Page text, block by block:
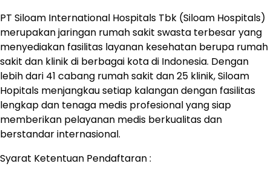
PT Siloam International Hospitals Tbk (Siloam Hospitals)
merupakan jaringan rumah sakit swasta terbesar yang
menyediakan fasilitas layanan kesehatan berupa rumah
sakit dan klinik di berbagai kota di Indonesia. Dengan
lebih dari 41 cabang rumah sakit dan 25 klinik, Siloam
Hopitals menjangkau setiap kalangan dengan fasilitas
lengkap dan tenaga medis profesional yang siap
memberikan pelayanan medis berkualitas dan
berstandar internasional.
Syarat Ketentuan Pendaftaran :